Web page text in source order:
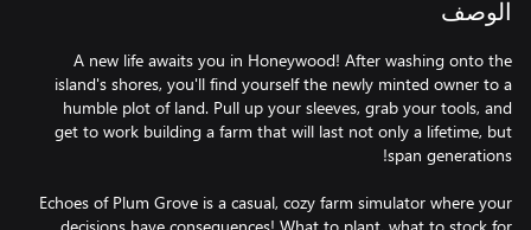
الوصف
A new life awaits you in Honeywood! After washing onto the
island's shores, you'll find yourself the newly minted owner to a
humble plot of land. Pull up your sleeves, grab your tools, and
get to work building a farm that will last not only a lifetime, but
Echoes of Plum Grove is a casual, cozy farm simulator where your